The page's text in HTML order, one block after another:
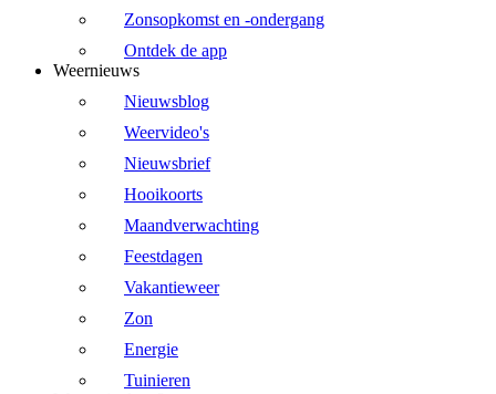
Zonsopkomst en -ondergang
Ontdek de app
Weernieuws
Nieuwsblog
Weervideo's
Nieuwsbrief
Hooikoorts
Maandverwachting
Feestdagen
Vakantieweer
Zon
Energie
Tuinieren